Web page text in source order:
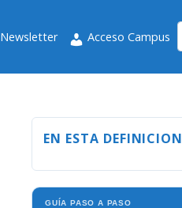
Newsletter Acceso Campus
EN ESTA DEFINICION
GUÍA PASO A PASO